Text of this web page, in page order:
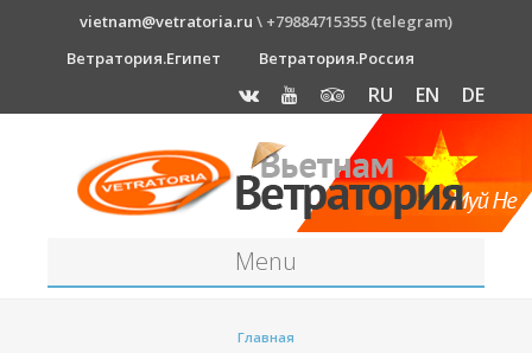
vietnam@vetratoria.ru \ +79884715355 (telegram)
Ветратория.Египет
Ветратория.Россия
RU EN DE
Menu
Главная